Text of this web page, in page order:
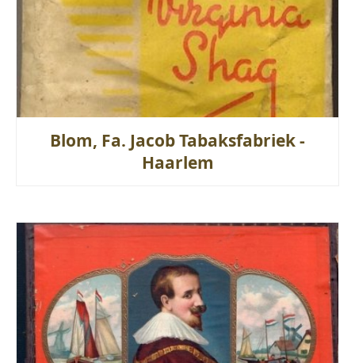
Blom, Fa. Jacob Tabaksfabriek -
Haarlem